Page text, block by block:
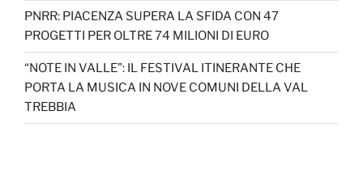
PNRR: PIACENZA SUPERA LA SFIDA CON 47
PROGETTI PER OLTRE 74 MILIONI DI EURO
“NOTE IN VALLE”: IL FESTIVAL ITINERANTE CHE
PORTA LA MUSICA IN NOVE COMUNI DELLA VAL
TREBBIA